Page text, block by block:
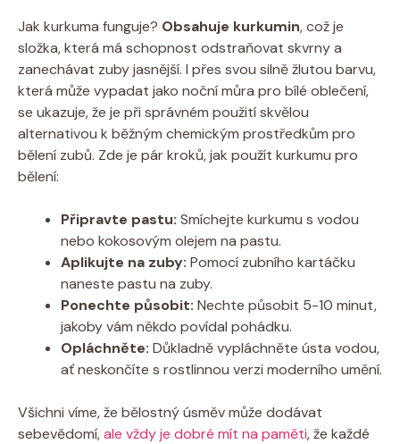
Jak kurkuma funguje? Obsahuje kurkumin, což je
složka, která má schopnost odstraňovat skvrny a
zanechávat zuby jasnější. I přes svou silně žlutou barvu,
která může vypadat jako noční můra pro bílé oblečení,
se ukazuje, že je při správném použití skvělou
alternativou k běžným chemickým prostředkům pro
bělení zubů. Zde je pár kroků, jak použít kurkumu pro
bělení:
Připravte pastu: Smíchejte kurkumu s vodou
nebo kokosovým olejem na pastu.
Aplikujte na zuby: Pomocí zubního kartáčku
naneste pastu na zuby.
Ponechte působit: Nechte působit 5-10 minut,
jakoby vám někdo povídal pohádku.
Opláchněte: Důkladně vypláchněte ústa vodou,
ať neskončíte s rostlinnou verzi moderního umění.
Všichni víme, že bělostný úsměv může dodávat
sebevědomí,ale vždy je dobré mít na paměti, že každé